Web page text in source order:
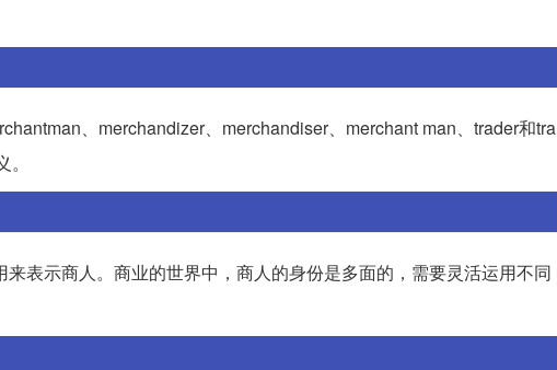
、merchandizer、merchandiser、merchant man、trader和tra
表示商人。商业的世界中，商人的身份是多面的，需要灵活运用不同